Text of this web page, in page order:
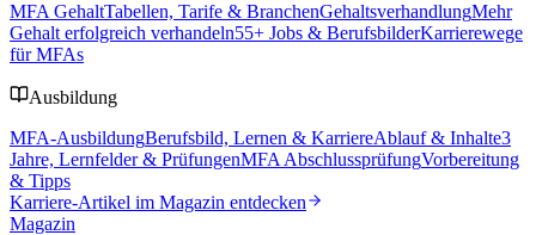
MFA GehaltTabellen, Tarife & BranchenGehaltsverhandlungMehr
Gehalt erfolgreich verhandeln55+ Jobs & BerufsbilderKarrierewege
für MFAs
Ausbildung
MFA-AusbildungBerufsbild, Lernen & KarriereAblauf & Inhalte3
Jahre, Lernfelder & PrüfungenMFA AbschlussprüfungVorbereitung
& Tipps
Karriere-Artikel im Magazin entdecken
Magazin